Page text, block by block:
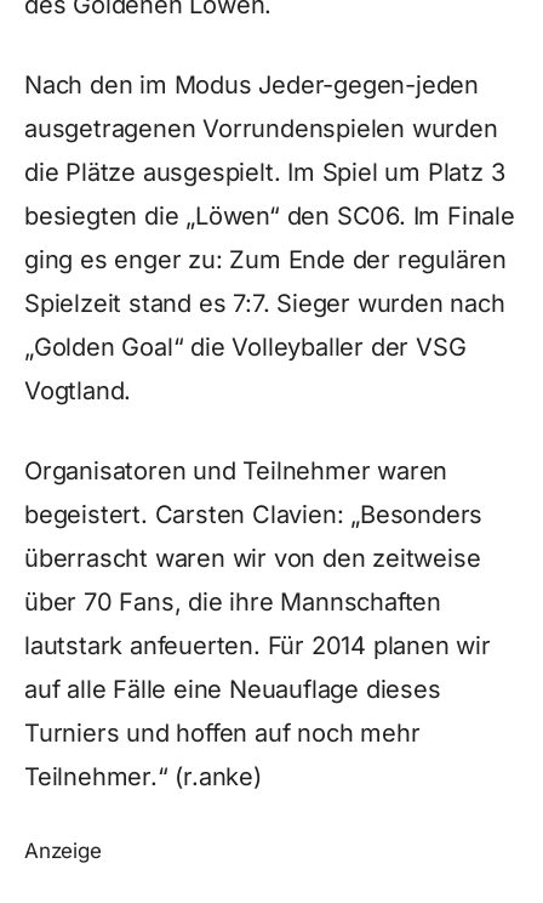
Nach den im Modus Jeder-gegen-jeden
ausgetragenen Vorrundenspielen wurden
die Plätze ausgespielt. Im Spiel um Platz 3
besiegten die „Löwen“ den SC06. Im Finale
ging es enger zu: Zum Ende der regulären
Spielzeit stand es 7:7. Sieger wurden nach
„Golden Goal“ die Volleyballer der VSG
Vogtland.
Organisatoren und Teilnehmer waren
begeistert. Carsten Clavien: „Besonders
überrascht waren wir von den zeitweise
über 70 Fans, die ihre Mannschaften
lautstark anfeuerten. Für 2014 planen wir
auf alle Fälle eine Neuauflage dieses
Turniers und hoffen auf noch mehr
Teilnehmer.“ (r.anke)
Anzeige